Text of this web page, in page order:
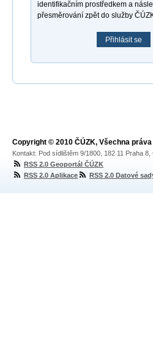
identifikačním prostředkem a
přesměrování zpět do služby
Přihlásit se
Copyright © 2010 ČÚZK, Všechna
Kontakt: Pod sídlištěm 9/1800, 182 11 Praha
RSS 2.0 Geoportál ČÚZK
RSS 2.0 Aplikace
RSS 2.0 Datové